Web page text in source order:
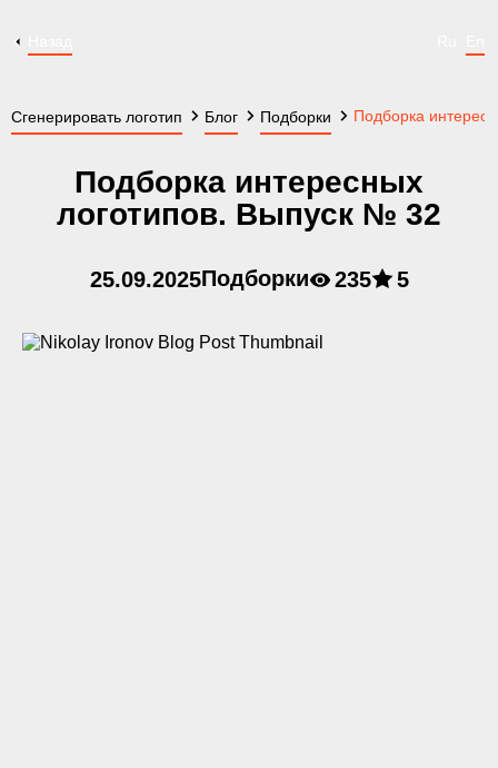
Сгенерировать логотип Блог Подборки Подборка
Подборка интересных
логотипов. Выпуск № 32
25.09.2025Подборки 235 5